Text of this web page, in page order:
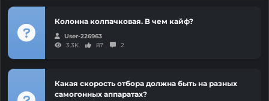
Колонна колпачковая. В чем кайф?
User-226963
3.3K
87 2
Какая скорость отбора должна быть на разных
самогонных аппаратах?